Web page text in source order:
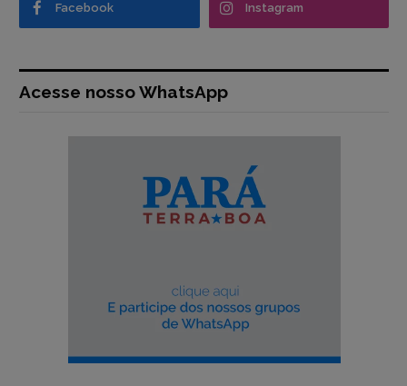
Facebook Instagram
Acesse nosso WhatsApp